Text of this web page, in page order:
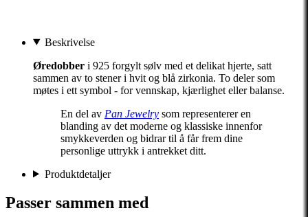
Beskrivelse
Øredobber i 925 forgylt sølv med et delikat hjerte, satt
sammen av to stener i hvit og blå zirkonia. To deler som
møtes i ett symbol - for vennskap, kjærlighet eller balanse.
En del av Pan Jewelry som representerer en
blanding av det moderne og klassiske innenfor
smykkeverden og bidrar til å får frem dine
personlige uttrykk i antrekket ditt.
Produktdetaljer
Passer sammen med